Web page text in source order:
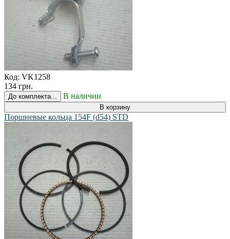
Код: VK1258
134 грн.
До комплекта... В наличии
В корзину
Поршневые кольца 154F (d54) STD